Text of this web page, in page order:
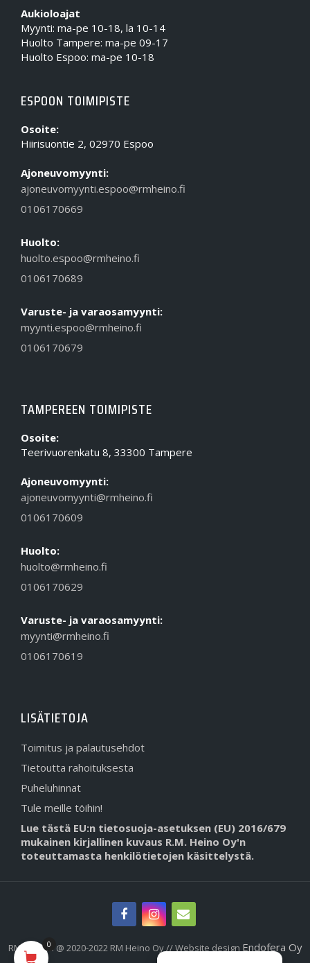
Aukioloajat
Myynti: ma-pe 10-18, la 10-14
Huolto Tampere: ma-pe 09-17
Huolto Espoo: ma-pe 10-18
ESPOON TOIMIPISTE
Osoite:
Hiirisuontie 2, 02970 Espoo
Ajoneuvomyynti:
ajoneuvomyynti.espoo@rmheino.fi
0106170669
Huolto:
huolto.espoo@rmheino.fi
0106170689
Varuste- ja varaosamyynti:
myynti.espoo@rmheino.fi
0106170679
TAMPEREEN TOIMIPISTE
Osoite:
Teerivuorenkatu 8, 33300 Tampere
Ajoneuvomyynti:
ajoneuvomyynti@rmheino.fi
0106170609
Huolto:
huolto@rmheino.fi
0106170629
Varuste- ja varaosamyynti:
myynti@rmheino.fi
0106170619
LISÄTIETOJA
Toimitus ja palautusehdot
Tietoutta rahoituksesta
Puheluhinnat
Tule meille töihin!
Lue tästä EU:n tietosuoja-asetuksen (EU) 2016/679
mukainen kirjallinen kuvaus R.M. Heino Oy'n
toteuttamasta henkilötietojen käsittelystä.
RMHeino.fi @ 2020-2022 RM Heino Oy // Website design Endofera Oy
0